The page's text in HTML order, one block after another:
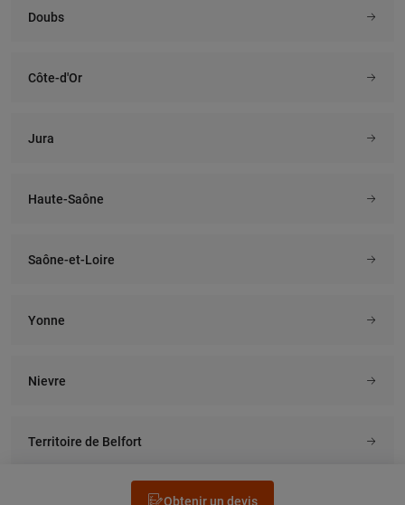
Obtenir un devis
Doubs
Côte-d'Or
Jura
Haute-Saône
Saône-et-Loire
Yonne
Nievre
Territoire de Belfort